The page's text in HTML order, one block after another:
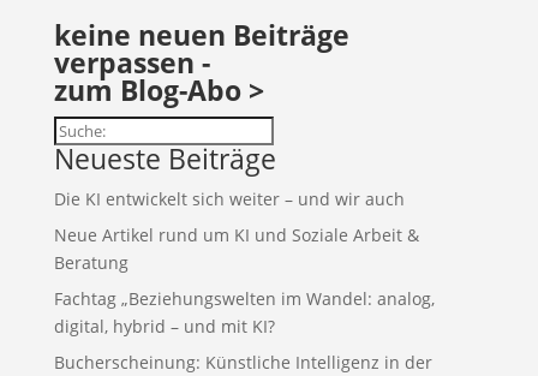
keine neuen Beiträge
verpassen -
zum Blog-Abo >
Suchen
Neueste Beiträge
Die KI entwickelt sich weiter – und wir auch
Neue Artikel rund um KI und Soziale Arbeit &
Beratung
Fachtag „Beziehungswelten im Wandel: analog,
digital, hybrid – und mit KI?
Bucherscheinung: Künstliche Intelligenz in der